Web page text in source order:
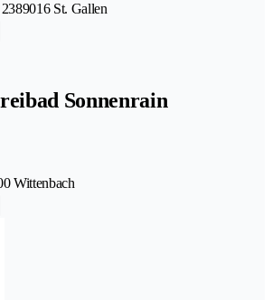
9016 St. Gallen
Sonnenrain
Wittenbach